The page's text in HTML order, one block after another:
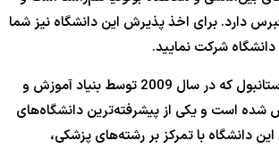
دارد. برای اخذ پذیرش این دانشگاه نیز شما
شرکت نمایید.
3. دانشگاه مدیپول استانبول که در سال 2009 توسط بنیاد آموزش و
شده است و یکی از پیشرفته‌ترین دانشگاه‌های
دانشگاه با تمرکز بر رشته‌های پزشکی،